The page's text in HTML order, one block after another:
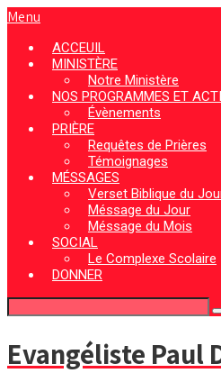
Menu
ACCEUIL
MINISTÈRE
Notre Ministère
NOS PROGRAMMES ET
Évènements
PRIÈRE
Requêtes de Prières
Témoignages
MÉSSAGES
Verset Biblique du
Méssage du Jour
Méssage du Mois
SOCIAL
Le Complexe Scolaire
DONNER
Evangéliste Paul